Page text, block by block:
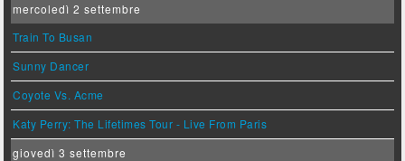
mercoledì 2 settembre
Train To Busan
Sunny Dancer
Coyote Vs. Acme
Katy Perry: The Lifetimes Tour - Live From Paris
giovedì 3 settembre